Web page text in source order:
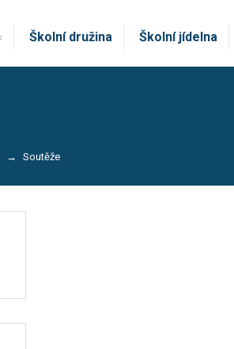
Školní družina Školní jídelna
Soutěže